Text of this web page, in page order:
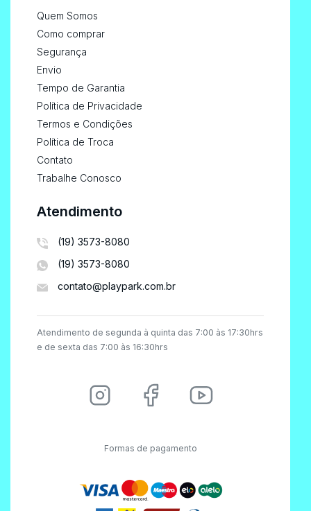
Quem Somos
Como comprar
Segurança
Envio
Tempo de Garantia
Política de Privacidade
Termos e Condições
Política de Troca
Contato
Trabalhe Conosco
Atendimento
(19) 3573-8080
(19) 3573-8080
contato@playpark.com.br
Atendimento de segunda à quinta das 7:00 às 17:30hrs
e de sexta das 7:00 às 16:30hrs
Formas de pagamento